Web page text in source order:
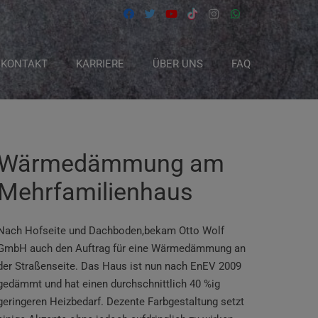
KONTAKT KARRIERE ÜBER UNS FAQ
am
Mehrfamilienhaus
Hofseite und Dachboden,bekam Otto Wolf
auch den Auftrag für eine Wärmedämmung an
Straßenseite. Das Haus ist nun nach EnEV 2009
und hat einen durchschnittlich 40 %ig
Heizbedarf. Dezente Farbgestaltung setzt